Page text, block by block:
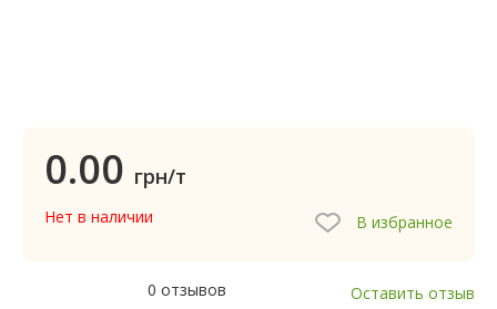
0.00 грн/т
Нет в наличии В избранное
0 отзывов Оставить отзыв